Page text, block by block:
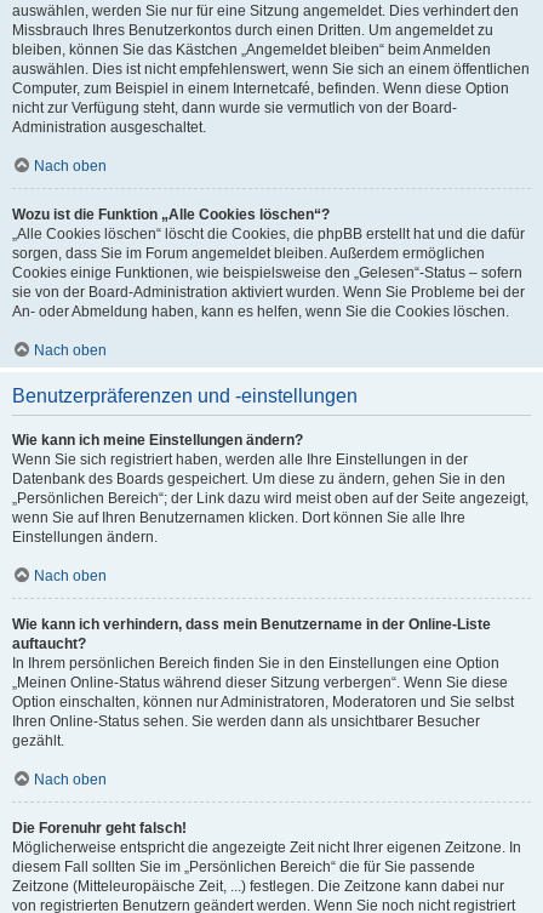
auswählen, werden Sie nur für eine Sitzung angemeldet. Dies verhindert den
Missbrauch Ihres Benutzerkontos durch einen Dritten. Um angemeldet zu
bleiben, können Sie das Kästchen „Angemeldet bleiben“ beim Anmelden
auswählen. Dies ist nicht empfehlenswert, wenn Sie sich an einem öffentlichen
Computer, zum Beispiel in einem Internetcafé, befinden. Wenn diese Option
nicht zur Verfügung steht, dann wurde sie vermutlich von der Board-
Administration ausgeschaltet.
Nach oben
Wozu ist die Funktion „Alle Cookies löschen“?
„Alle Cookies löschen“ löscht die Cookies, die phpBB erstellt hat und die dafür
sorgen, dass Sie im Forum angemeldet bleiben. Außerdem ermöglichen
Cookies einige Funktionen, wie beispielsweise den „Gelesen“-Status – sofern
sie von der Board-Administration aktiviert wurden. Wenn Sie Probleme bei der
An- oder Abmeldung haben, kann es helfen, wenn Sie die Cookies löschen.
Nach oben
Benutzerpräferenzen und -einstellungen
Wie kann ich meine Einstellungen ändern?
Wenn Sie sich registriert haben, werden alle Ihre Einstellungen in der
Datenbank des Boards gespeichert. Um diese zu ändern, gehen Sie in den
„Persönlichen Bereich“; der Link dazu wird meist oben auf der Seite angezeigt,
wenn Sie auf Ihren Benutzernamen klicken. Dort können Sie alle Ihre
Einstellungen ändern.
Nach oben
Wie kann ich verhindern, dass mein Benutzername in der Online-Liste
auftaucht?
In Ihrem persönlichen Bereich finden Sie in den Einstellungen eine Option
„Meinen Online-Status während dieser Sitzung verbergen“. Wenn Sie diese
Option einschalten, können nur Administratoren, Moderatoren und Sie selbst
Ihren Online-Status sehen. Sie werden dann als unsichtbarer Besucher
gezählt.
Nach oben
Die Forenuhr geht falsch!
Möglicherweise entspricht die angezeigte Zeit nicht Ihrer eigenen Zeitzone. In
diesem Fall sollten Sie im „Persönlichen Bereich“ die für Sie passende
Zeitzone (Mitteleuropäische Zeit, ...) festlegen. Die Zeitzone kann dabei nur
von registrierten Benutzern geändert werden. Wenn Sie noch nicht registriert